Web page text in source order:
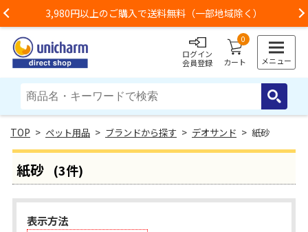
Previous
3,980円以上のご購入で送料無料（一部地域除く）
ログイン
会員登録
0
カート メニュー
> ペット用品 > ブランドから探す > デオサンド > 紙砂
紙砂 (3件)
表示方法